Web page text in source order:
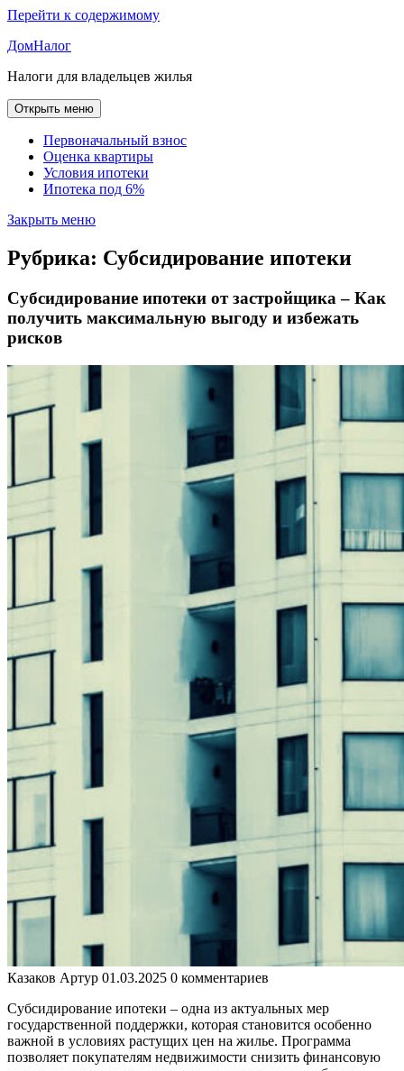
Перейти к содержимому
ДомНалог
Налоги для владельцев жилья
Открыть меню
Первоначальный взнос
Оценка квартиры
Условия ипотеки
Ипотека под 6%
Закрыть меню
Рубрика: Субсидирование ипотеки
Субсидирование ипотеки от застройщика – Как
получить максимальную выгоду и избежать
рисков
Казаков Артур 01.03.2025 0 комментариев
Субсидирование ипотеки – одна из актуальных мер
государственной поддержки, которая становится особенно
важной в условиях растущих цен на жилье. Программа
позволяет покупателям недвижимости снизить финансовую